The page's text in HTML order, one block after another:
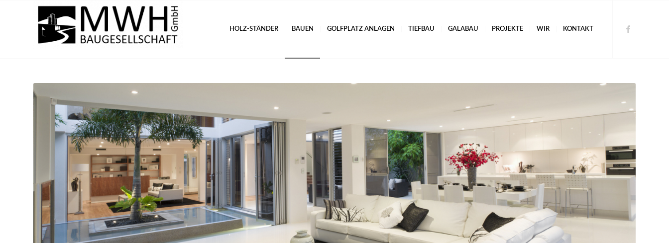
HOLZ-STÄNDER BAUEN GOLFPLATZ ANLAGEN TIEFBAU GALABAU PROJEKTE WIR KONTAKT